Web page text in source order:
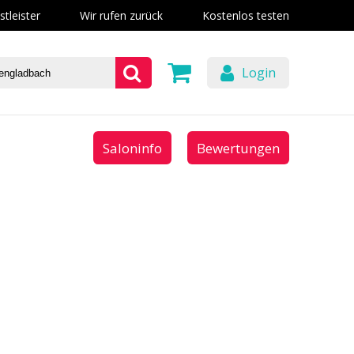
Wir rufen zurück Kostenlos testen
Login
Saloninfo Bewertungen